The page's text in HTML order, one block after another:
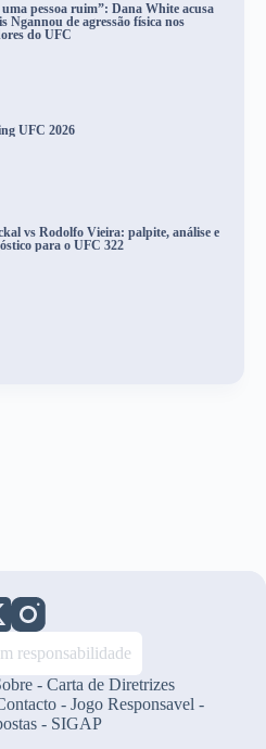
uma pessoa ruim”: Dana White acusa
Ngannou de agressão física nos
do UFC
UFC 2026
vs Rodolfo Vieira: palpite, análise e
para o UFC 322
responsabilidade
-Carta de Diretrizes
- Jogo Responsavel -
- SIGAP